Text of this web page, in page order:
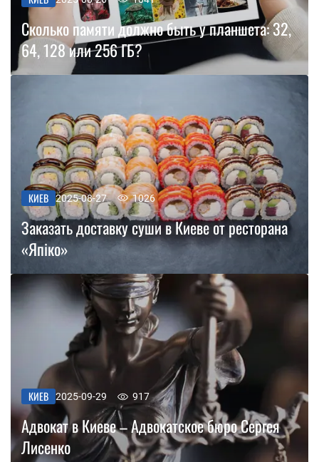
Сколько памяти должно быть у планшета: 32,
64, 128 или 256 ГБ?
КИЕВ 2025-08-27 1026
Заказать доставку суши в Киеве от ресторана
«Япіко»
КИЕВ 2025-09-29 917
Адвокат в Киеве – Адвокатское бюро Сергея
Лисенко